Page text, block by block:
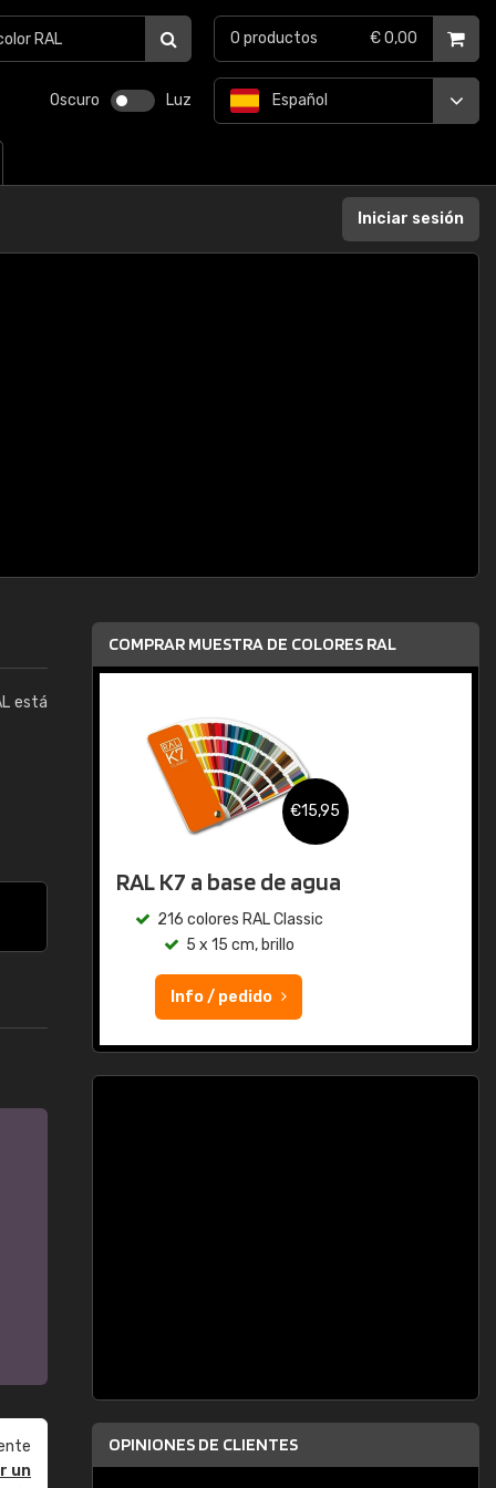
Oscuro Luz Español
0 productos € 0,00
Iniciar sesión
está
un
COMPRAR MUESTRA DE COLORES RAL
€15,95
RAL K7
216 colores RAL Classic
5 x 15 cm, brillo
Info / pedido
OPINIONES DE CLIENTES